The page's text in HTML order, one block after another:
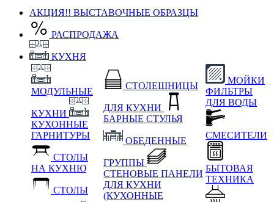
АКЦИЯ!! ВЫСТАВОЧНЫЕ ОБРАЗЦЫ
РАСПРОДАЖА
КУХНЯ
МОДУЛЬНЫЕ
КУХНИ
КУХОННЫЕ
ГАРНИТУРЫ
СТОЛЫ
НА КУХНЮ
СТОЛЫ
СТОЛЕШНИЦЫ
ДЛЯ КУХНИ
БАРНЫЕ СТУЛЬЯ
ОБЕДЕННЫЕ
ГРУППЫ
СТЕНОВЫЕ ПАНЕЛИ
ДЛЯ КУХНИ
(КУХОННЫЕ
МОЙКИ
ФИЛЬТРЫ
ДЛЯ ВОДЫ
СМЕСИТЕЛИ
БЫТОВАЯ
ТЕХНИКА